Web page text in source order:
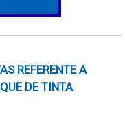
em casa, o que
especialmente
que buscam
REFERENTE A
DE TINTA​